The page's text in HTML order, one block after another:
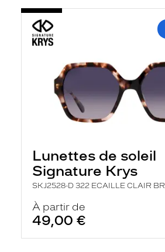
Lunettes de soleil
Signature Krys
SKJ2528-D 322 ECAILLE CLAIR BR
À partir de
49,00 €